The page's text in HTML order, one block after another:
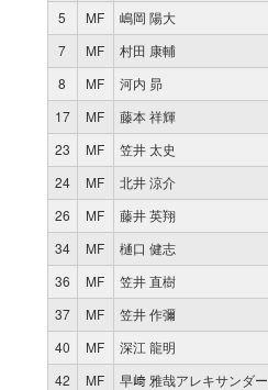
5
MF 嶋岡 陽大
7
MF 村田 康輔
8
MF 河内 昴
17
MF 藤本 祥輝
23
MF 笠井 太史
24
MF 北井 涼介
26
MF 藤井 英翔
34
MF 樋口 健志
36
MF 笠井 直樹
37
MF 笠井 作彌
40
MF 深江 龍明
42
MF 早﨑 雅哉アレキサンダー